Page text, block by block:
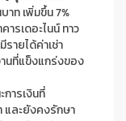
าท เพิ่มขึ้น 7%
ารเดอะไนน์ ทาว
มีรายได้ค่าเช่า
านที่แข็งแกร่งของ
ารเงินที่
และยังคงรักษา